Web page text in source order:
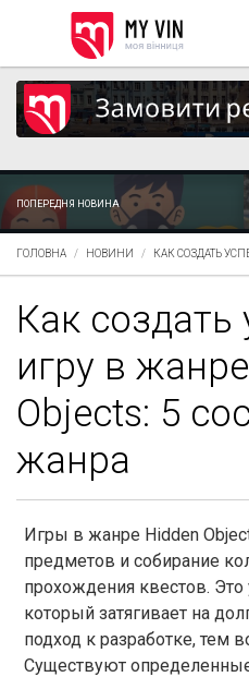
ПОПЕРЕДНЯ НОВИНА
ГОЛОВНА НОВИНИ КАК СОЗДАТЬ
Как
игру в
Objects: 5
жанра
Игры в жанре Hidden
предметов и собирание
прохождения квестов.
который затягивает на
подход к разработке, тем
Существуют